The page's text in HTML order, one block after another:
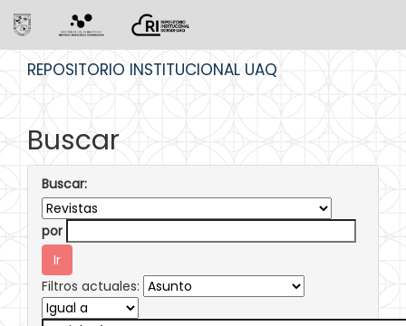
REPOSITORIO INSTITUCIONAL UAQ
Buscar
Buscar:
por
Filtros actuales: